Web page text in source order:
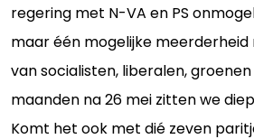
regering met N-VA en PS
maar één mogelijke
van socialisten, liberalen,
maanden na 26 mei zitten we
Komt het ook met dié zeven